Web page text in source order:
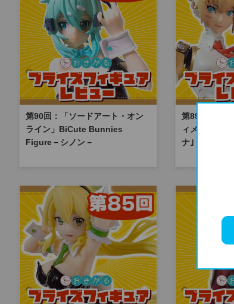
第90回：「ソードアート・オン
ライン」BiCute Bunnies
Figure－シノン－
第89回：「ペ
ィメット イ
ナ｣ アイギス